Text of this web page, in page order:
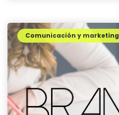
Comunicación y marketing